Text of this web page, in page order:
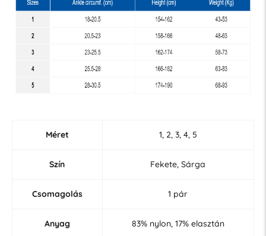
Méret 1, 2, 3, 4, 5
Szín Fekete, Sárga
Csomagolás 1 pár
Anyag 83% nylon, 17% elasztán